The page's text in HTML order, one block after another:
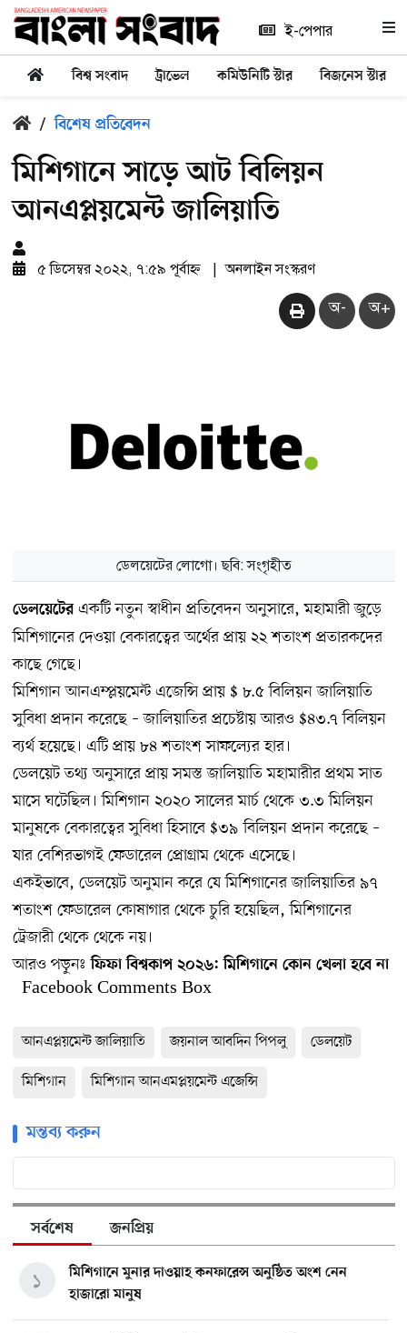
ই-পেপার
বিশ্ব সংবাদ ট্রাভেল কমিউনিটি স্টার বিজনেস স্টার
/ বিশেষ প্রতিবেদন
মিশিগানে সাড়ে আট বিলিয়ন
আনএপ্লয়মেন্ট জালিয়াতি
৫ ডিসেম্বর ২০২২, ৭:৫৯ পূর্বাহ্ন অনলাইন সংস্করণ
অ- অ+
ডেলয়েটের লোগো। ছবি: সংগৃহীত
ডেলয়েটেরএকটি নতুন স্বাধীন প্রতিবেদন অনুসারে, মহামারী জুড়ে
মিশিগানের দেওয়া বেকারত্বের অর্থের প্রায় ২২ শতাংশ​ প্রতারকদের
কাছে গেছে।
মিশিগান আন​এম্প্ল​য়মেন্ট এজেন্সি প্রায় $ ৮.৫ বিলিয়ন জালিয়াতি
সুবিধা প্রদান করেছে – জালিয়াতির প্রচেষ্টায় আরও $৪৩.৭ বিলিয়ন
ব্যর্থ হয়েছে। এটি প্রায় ৮৪ শতাংশ সাফল্যের হার।
ডেলয়েট তথ্য অনুসারে প্রায় সমস্ত জালিয়াতি মহামারীর প্রথম সাত
মাসে ঘটেছিল। মিশিগান ২০২০ সালের মার্চ থেকে ৩.৩ মিলিয়ন
মানুষকে বেকারত্বের সুবিধা হিসাবে $৩৯ বিলিয়ন প্রদান করেছে –
যার বেশিরভাগই ফেডারেল প্রোগ্রাম থেকে এসেছে।
একইভাবে, ডেলয়েট অনুমান করে যে মিশিগানের জালিয়াতির ৯৭
শতাংশ ফেডারেল কোষাগার থেকে চুরি হয়েছিল, মিশিগানের
ট্রেজারী থেকে থেকে নয়।
আরও পড়ুনঃফিফা বিশ্বকাপ ২০২৬: মিশিগানে কোন খেলা হবে না
Facebook Comments Box
আনএপ্লয়মেন্ট জালিয়াতি জয়নাল আবদিন পিপলু
ডেলয়েট
মিশিগান
মিশিগান আনএমপ্লয়মেন্ট এজেন্সি
মন্তব্য করুন
সর্বশেষ জনপ্রিয়
মিশিগানে মুনার দাওয়াহ কনফারেন্স অনুষ্ঠিত অংশ নেন
হাজারো মানুষ
১